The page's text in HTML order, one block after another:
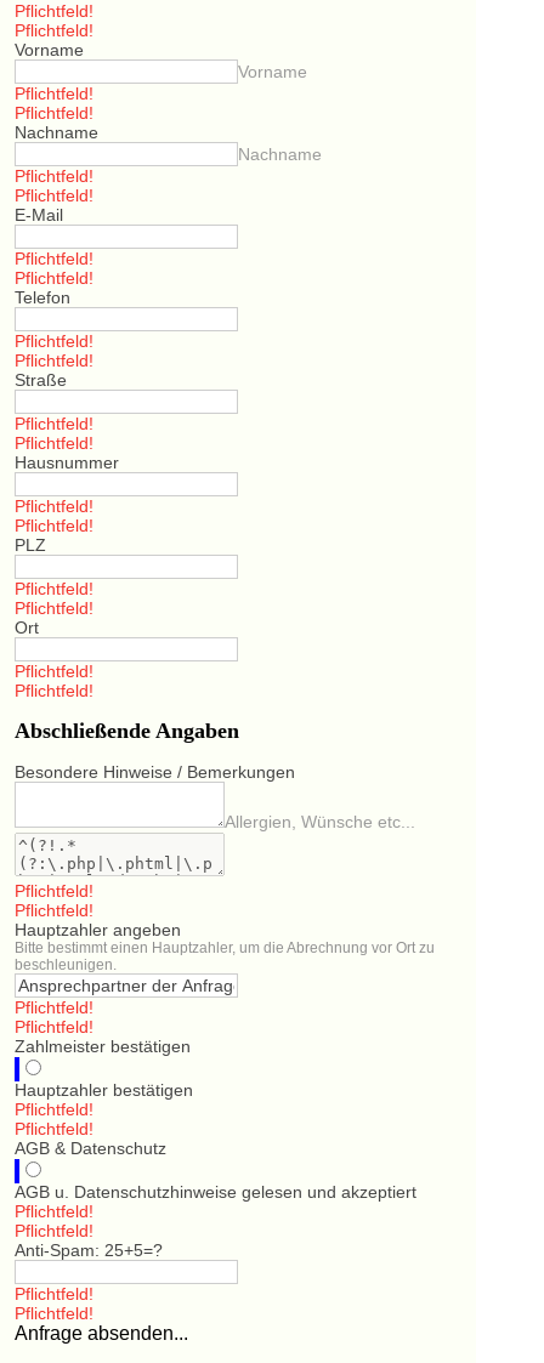
Pflichtfeld!
Pflichtfeld!
Vorname
Vorname
Pflichtfeld!
Pflichtfeld!
Nachname
Nachname
Pflichtfeld!
Pflichtfeld!
E-Mail
Pflichtfeld!
Pflichtfeld!
Telefon
Pflichtfeld!
Pflichtfeld!
Straße
Pflichtfeld!
Pflichtfeld!
Hausnummer
Pflichtfeld!
Pflichtfeld!
PLZ
Pflichtfeld!
Pflichtfeld!
Ort
Pflichtfeld!
Pflichtfeld!
Abschließende Angaben
Besondere Hinweise / Bemerkungen
Allergien, Wünsche etc...
Pflichtfeld!
Pflichtfeld!
Hauptzahler angeben
Bitte bestimmt einen Hauptzahler, um die Abrechnung vor Ort zu
beschleunigen.
Pflichtfeld!
Pflichtfeld!
Zahlmeister bestätigen
Hauptzahler bestätigen
Pflichtfeld!
Pflichtfeld!
AGB & Datenschutz
AGB u. Datenschutzhinweise gelesen und akzeptiert
Pflichtfeld!
Pflichtfeld!
Anti-Spam: 25+5=?
Pflichtfeld!
Pflichtfeld!
Anfrage absenden...